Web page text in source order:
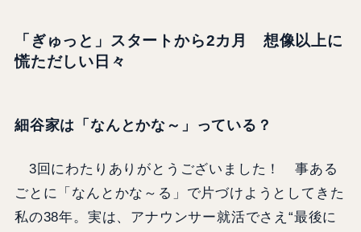
「ぎゅっと」スタートから2カ月 想像以上に
慌ただしい日々
細谷家は「なんとかな～」っている？
3回にわたりありがとうございました！ 事ある
ごとに「なんとかな～る」で片づけようとしてきた
私の38年。実は、アナウンサー就活でさえ“最後に